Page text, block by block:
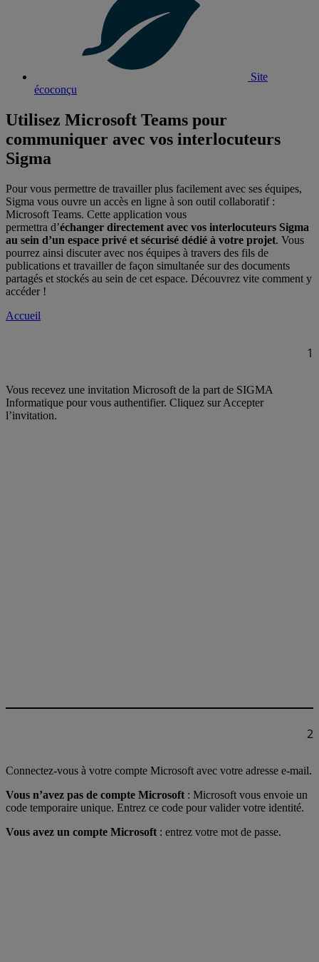
Site
écoconçu
Utilisez Microsoft Teams pour
communiquer avec vos interlocuteurs
Sigma
Pour vous permettre de travailler plus facilement avec ses équipes,
Sigma vous ouvre un accès en ligne à son outil collaboratif :
Microsoft Teams. Cette application vous
permettra d’échanger directement avec vos interlocuteurs Sigma
au sein d’un espace privé et sécurisé dédié à votre projet. Vous
pourrez ainsi discuter avec nos équipes à travers des fils de
publications et travailler de façon simultanée sur des documents
partagés et stockés au sein de cet espace. Découvrez vite comment y
accéder !
Accueil
1
Vous recevez une invitation Microsoft de la part de SIGMA
Informatique pour vous authentifier. Cliquez sur Accepter
l’invitation.
2
Connectez-vous à votre compte Microsoft avec votre adresse e-mail.
Vous n’avez pas de compte Microsoft : Microsoft vous envoie un
code temporaire unique. Entrez ce code pour valider votre identité.
Vous avez un compte Microsoft : entrez votre mot de passe.